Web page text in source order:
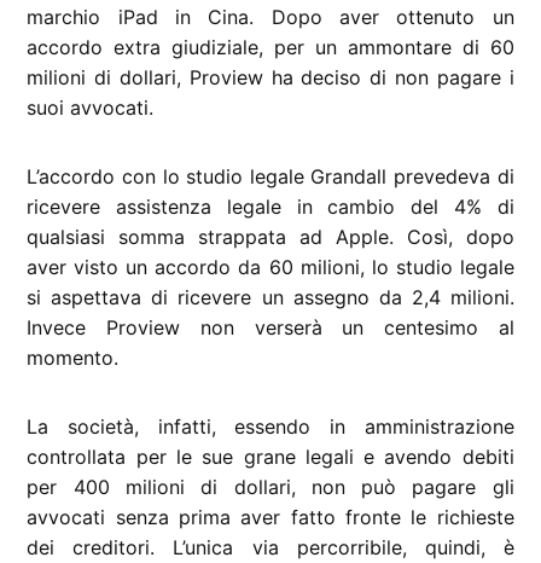
marchio iPad in Cina. Dopo aver ottenuto un
accordo extra giudiziale, per un ammontare di 60
milioni di dollari, Proview ha deciso di non pagare i
suoi avvocati.
L’accordo con lo studio legale Grandall prevedeva di
ricevere assistenza legale in cambio del 4% di
qualsiasi somma strappata ad Apple. Così, dopo
aver visto un accordo da 60 milioni, lo studio legale
si aspettava di ricevere un assegno da 2,4 milioni.
Invece Proview non verserà un centesimo al
momento.
La società, infatti, essendo in amministrazione
controllata per le sue grane legali e avendo debiti
per 400 milioni di dollari, non può pagare gli
avvocati senza prima aver fatto fronte le richieste
dei creditori. L’unica via percorribile, quindi, è